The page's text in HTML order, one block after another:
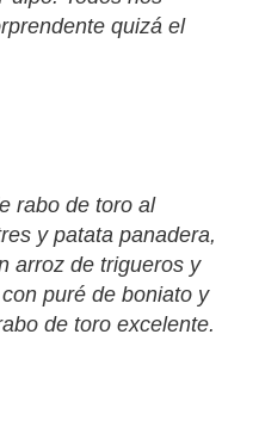
quizá el
rabo de toro al
y patata panadera,
arroz de trigueros y
puré de boniato y
de toro excelente.